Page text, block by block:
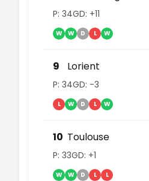
P: 34GD: +11
W W D L W
9 Lorient
P: 34GD: -3
L W D L W
10 Toulouse
P: 33GD: +1
W W D L L